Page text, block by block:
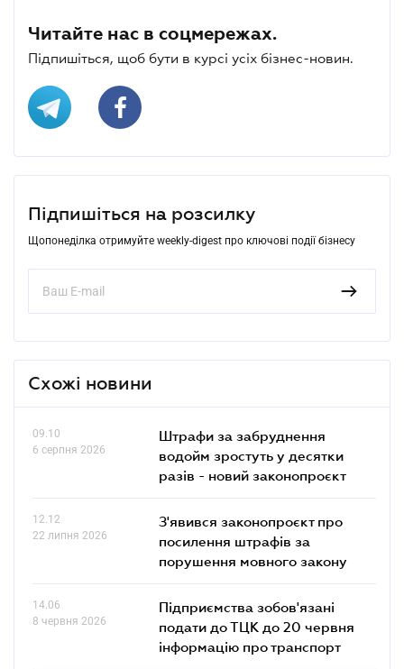
Читайте нас в соцмережах.
Підпишіться, щоб бути в курсі усіх бізнес-новин.
Підпишіться на розсилку
Щопонеділка отримуйте weekly-digest про ключові події бізнесу
Схожі новини
09.10
6 серпня 2026
Штрафи за забруднення
водойм зростуть у десятки
разів - новий законопроєкт
12.12
22 липня 2026
З'явився законопроєкт про
посилення штрафів за
порушення мовного закону
14.06
8 червня 2026
Підприємства зобов'язані
подати до ТЦК до 20 червня
інформацію про транспорт